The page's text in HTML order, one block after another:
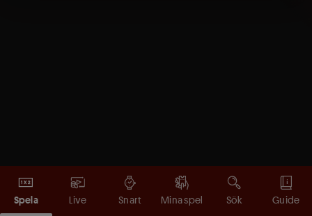
Spela Live Snart Mina spel Sök Guide